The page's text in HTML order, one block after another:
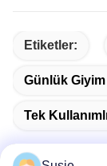
Etiketler:
Günlük Giyim
Tek